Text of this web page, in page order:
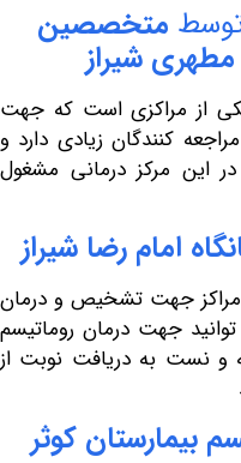
متخصصین
شیراز
است که جهت
زیادی دارد و
درمانی مشغول
رضاشیراز
جهت تشخیص و درمان
درمان روماتیسم
دریافت نوبت از
کوثر